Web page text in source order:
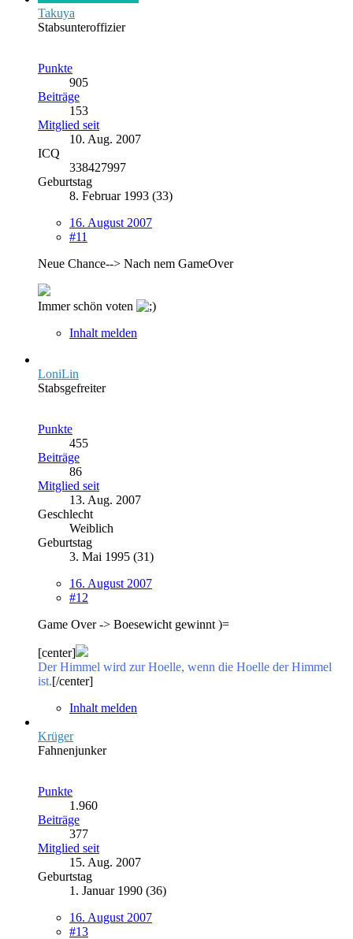
Takuya
Stabsunteroffizier
Punkte
905
Beiträge
153
Mitglied seit
10. Aug. 2007
ICQ
338427997
Geburtstag
8. Februar 1993 (33)
16. August 2007
#11
Neue Chance--> Nach nem GameOver
Immer schön voten
Inhalt melden
LoniLin
Stabsgefreiter
Punkte
455
Beiträge
86
Mitglied seit
13. Aug. 2007
Geschlecht
Weiblich
Geburtstag
3. Mai 1995 (31)
16. August 2007
#12
Game Over -> Boesewicht gewinnt )=
[center]
Der Himmel wird zur Hoelle, wenn die Hoelle der Himmel
ist.[/center]
Inhalt melden
Krüger
Fahnenjunker
Punkte
1.960
Beiträge
377
Mitglied seit
15. Aug. 2007
Geburtstag
1. Januar 1990 (36)
16. August 2007
#13